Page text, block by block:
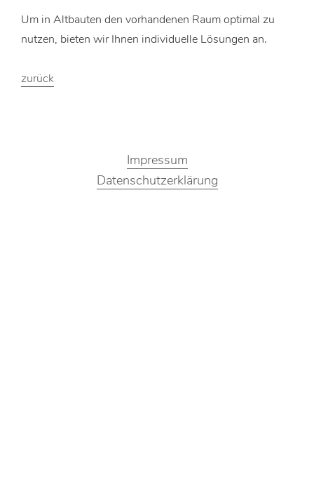
Um in Altbauten den vorhandenen Raum optimal zu
nutzen, bieten wir Ihnen individuelle Lösungen an.
zurück
Impressum
Datenschutzerklärung